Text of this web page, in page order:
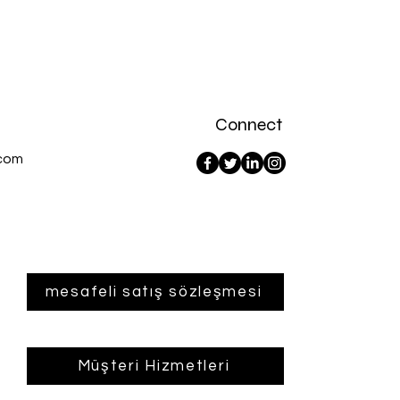
Connect
mesafeli satış sözleşmesi
Müşteri Hizmetleri